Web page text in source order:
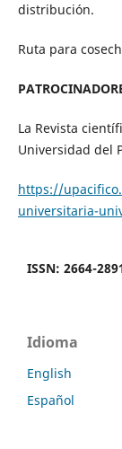
distribución.
Ruta para
La Revista
Universidad del
https://
universitaria-
ISSN: 2664-
Idioma
English
Español